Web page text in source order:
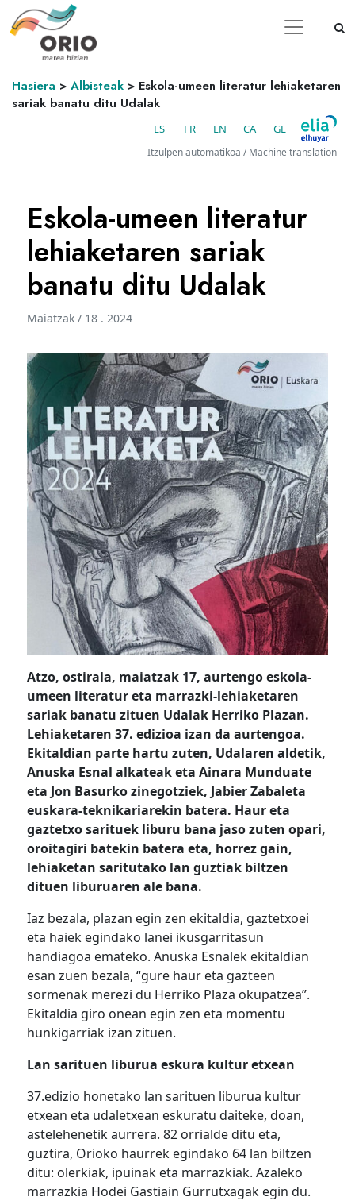
Hasiera > Albisteak > Eskola-umeen literatur lehiaketaren
sariak banatu ditu Udalak
ES FR EN CA GL
Itzulpen automatikoa / Machine translation
Eskola-umeen literatur
lehiaketaren sariak
banatu ditu Udalak
Maiatzak / 18 . 2024
Atzo, ostirala, maiatzak 17, aurtengo eskola-
umeen literatur eta marrazki-lehiaketaren
sariak banatu zituen Udalak Herriko Plazan.
Lehiaketaren 37. edizioa izan da aurtengoa.
Ekitaldian parte hartu zuten, Udalaren aldetik,
Anuska Esnal alkateak eta Ainara Munduate
eta Jon Basurko zinegotziek, Jabier Zabaleta
euskara-teknikariarekin batera. Haur eta
gaztetxo sarituek liburu bana jaso zuten opari,
oroitagiri batekin batera eta, horrez gain,
lehiaketan saritutako lan guztiak biltzen
dituen liburuaren ale bana.
Iaz bezala, plazan egin zen ekitaldia, gaztetxoei
eta haiek egindako lanei ikusgarritasun
handiagoa emateko. Anuska Esnalek ekitaldian
esan zuen bezala, “gure haur eta gazteen
sormenak merezi du Herriko Plaza okupatzea”.
Ekitaldia giro onean egin zen eta momentu
hunkigarriak izan zituen.
Lan sarituen liburua eskura kultur etxean
37.edizio honetako lan sarituen liburua kultur
etxean eta udaletxean eskuratu daiteke, doan,
astelehenetik aurrera. 82 orrialde ditu eta,
guztira, Orioko haurrek egindako 64 lan biltzen
ditu: olerkiak, ipuinak eta marrazkiak. Azaleko
marrazkia Hodei Gastiain Gurrutxagak egin du.